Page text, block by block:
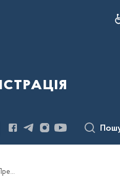
Сигнали з переговорів можна назвати позитивними, але вони не заглушають розривів російських снарядів – звернення Президента